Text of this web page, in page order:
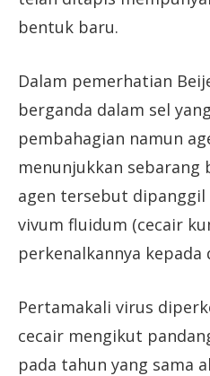
bentuk baru.
Dalam pemerhatian
berganda dalam sel
pembahagian namun
menunjukkan sebarang
agen tersebut dipanggil
vivum fluidum (cecair
perkenalkannya kepada
Pertamakali virus
cecair mengikut
pada tahun yang sama